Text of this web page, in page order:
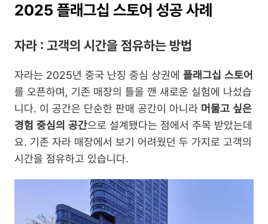
2025 플래그십 스토어 성공 사례
자라 : 고객의 시간을 점유하는 방법
자라는 2025년 중국 난징 중심 상권에 플래그십 스토어
를 오픈하며, 기존 매장의 틀을 깬 새로운 실험에 나섰습
니다. 이 공간은 단순한 판매 공간이 아니라 머물고 싶은
경험 중심의 공간으로 설계됐다는 점에서 주목 받았는데
요. 기존 자라 매장에서 보기 어려웠던 두 가지로 고객의
시간을 점유하고 있습니다.